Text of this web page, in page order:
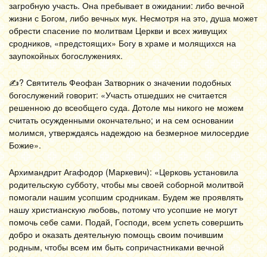
загробную участь. Она пребывает в ожидании: либо вечной
жизни с Богом, либо вечных мук. Несмотря на это, душа может
обрести спасение по молитвам Церкви и всех живущих
сродников, «предстоящих» Богу в храме и молящихся на
заупокойных богослужениях.
✍? Святитель Феофан Затворник о значении подобных
богослужений говорит: «Участь отшедших не считается
решенною до всеобщего суда. Дотоле мы никого не можем
считать осужденными окончательно; и на сем основании
молимся, утверждаясь надеждою на безмерное милосердие
Божие».
Архимандрит Агафодор (Маркевич): «Церковь установила
родительскую субботу, чтобы мы своей соборной молитвой
помогали нашим усопшим сродникам. Будем же проявлять
нашу христианскую любовь, потому что усопшие не могут
помочь себе сами. Подай, Господи, всем успеть совершить
добро и оказать деятельную помощь своим почившим
родным, чтобы всем им быть сопричастниками вечной